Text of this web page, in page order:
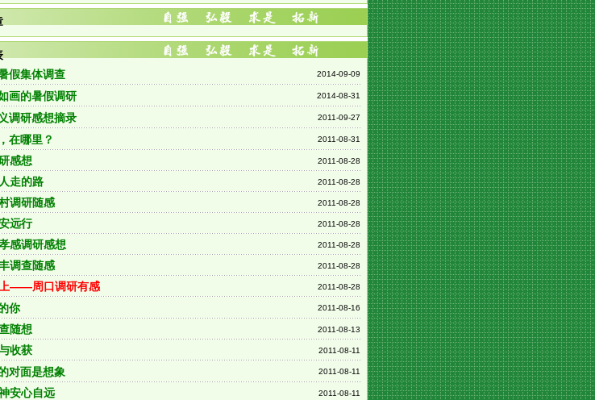
2014-09-09
假集体调查
2014-08-31
画的暑假调研
2011-09-27
调研感想摘录
2011-08-31
在哪里？
2011-08-28
感想
2011-08-28
走的路
2011-08-28
调研随感
2011-08-28
远行
2011-08-28
感调研感想
2011-08-28
调查随感
2011-08-28
——周口调研有感
2011-08-16
你
2011-08-13
随想
2011-08-11
收获
2011-08-11
对面是想象
2011-08-11
安心自远